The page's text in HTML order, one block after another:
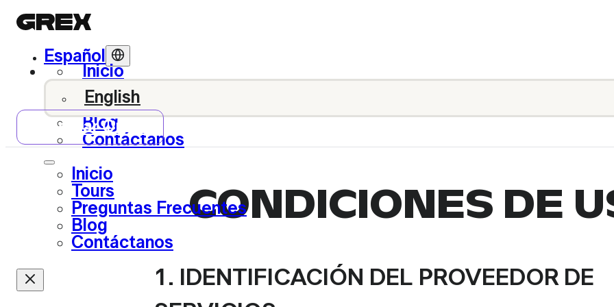
Inicio
Tours
Preguntas Frecuentes
Blog
Contáctanos
Inicio
Tours
Preguntas Frecuentes
Blog
Contáctanos
Español
English
Reservar Online
CONDICIONES DE
1. IDENTIFICACIÓN DEL PROVEEDOR DE